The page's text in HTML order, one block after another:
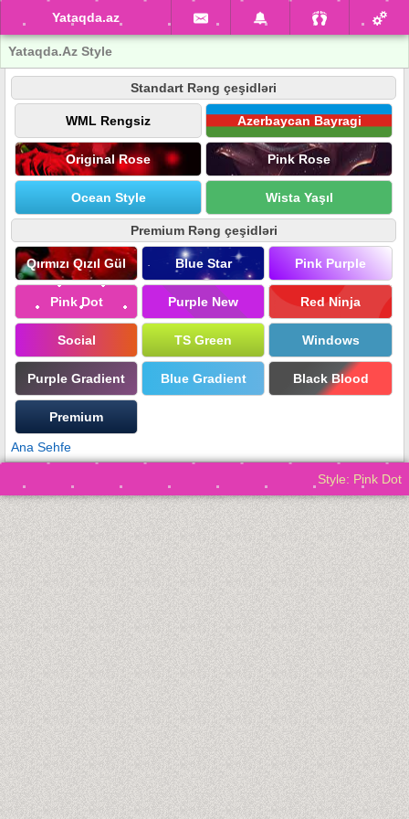
Yataqda.az
Yataqda.Az Style
Standart Rəng çeşidləri
WML Rengsiz Azerbaycan Bayragi
Original Rose Pink Rose
Ocean Style Wista Yaşıl
Premium Rəng çeşidləri
Qırmızı Qızıl Gül Blue Star Pink Purple
Pink Dot Purple New Red Ninja
Social TS Green Windows
Purple Gradient Blue Gradient Black Blood
Premium
Ana Sehfe
Style: Pink Dot